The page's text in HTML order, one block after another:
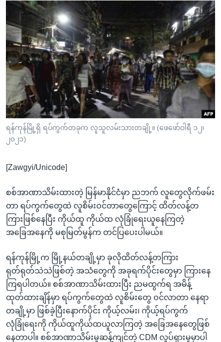
ကျော်
ကြည့်
ရန်
ပင်မ
အ
ညွန်း
စာမျက်နှာ
သို့
ကျော်
ကြည့်
ရန်
သို့
ကျော်
ရန်
အမေရိကန်သုံးအီဒီယံ
မကြေးမုံရဲ့ အင်္ဂလိပ်စာ
ရုပ်ရှင်ထဲက အင်္ဂလိပ်စာ
သုတပဒေသာ အင်္ဂလိပ်စာ
အပတ်စဉ်ကဏ္ဍများ
ရေဒီယို
တီဗွီ
ရေဒီယိုနှင့်ရုပ်သံ အချက်အလက်များ
ရေဒီယို/တီဗွီအစီအစဉ်
Learning English
ဗွီအိုအေ လူမှုကွန်ယက်များ
ရန်ကုန်မြို့ရှိ ရပ်ကွက်တခုက လူသူလမ်းသားတချို့။ (ဖေဖော်ဝါရီ ၁၂၊
၂၀၂၁)
[Zawgyi/Unicode]
စစ်အာဏာသိမ်းထားတဲ့ မြန်မာနိုင်ငံမှာ ညဘက် လူတွေလိုက်ဖမ်း
တာ ရပ်ကွက်တွေထဲ လူစိမ်းဝင်တာတွေကြောင့် ထိတ်လန့်တ
ကြားဖြစ်နေပြီး ကိုယ်ထူ ကိုယ်ထ လုံခြုံရေးယူနေကြတဲ့
အခြေအနေကို မစုမြတ်မွန်က တင်ပြပေးပါမယ်။
ရန်ကုန်မြို့က မြို့နယ်တချို့မှာ ခုလိုထိတ်လန့်တကြား
ရုတ်ရုတ်သဲသဲဖြစ်တဲ့ အသံတွေကို အခုရက်ပိုင်းတွေမှာ ကြားနေ
ကြရပါတယ်။ စစ်အာဏာသိမ်းထားပြီး ညမထွက်ရ အမိန့်
ထုတ်ထားချိန်မှာ ရပ်ကွက်တွေထဲ လူစိမ်းတွေ ဝင်လာတာ နေရာ
တချို့မှာ ဖြစ်ခဲ့ပြီးနောက်ပိုင်း ကိုယ့်လမ်း၊ ကိုယ့်ရပ်ကွက်
လုံခြုံရေးကို ကိုယ်ထူကိုယ်ထယူလာကြတဲ့ အခြေအနေတွေဖြစ်
နေတာပါ။ စစ်အာဏာသိမ်းမှုဆန့်ကျင်တဲ့ CDM လှုပ်ရှားမှုမှာပါ